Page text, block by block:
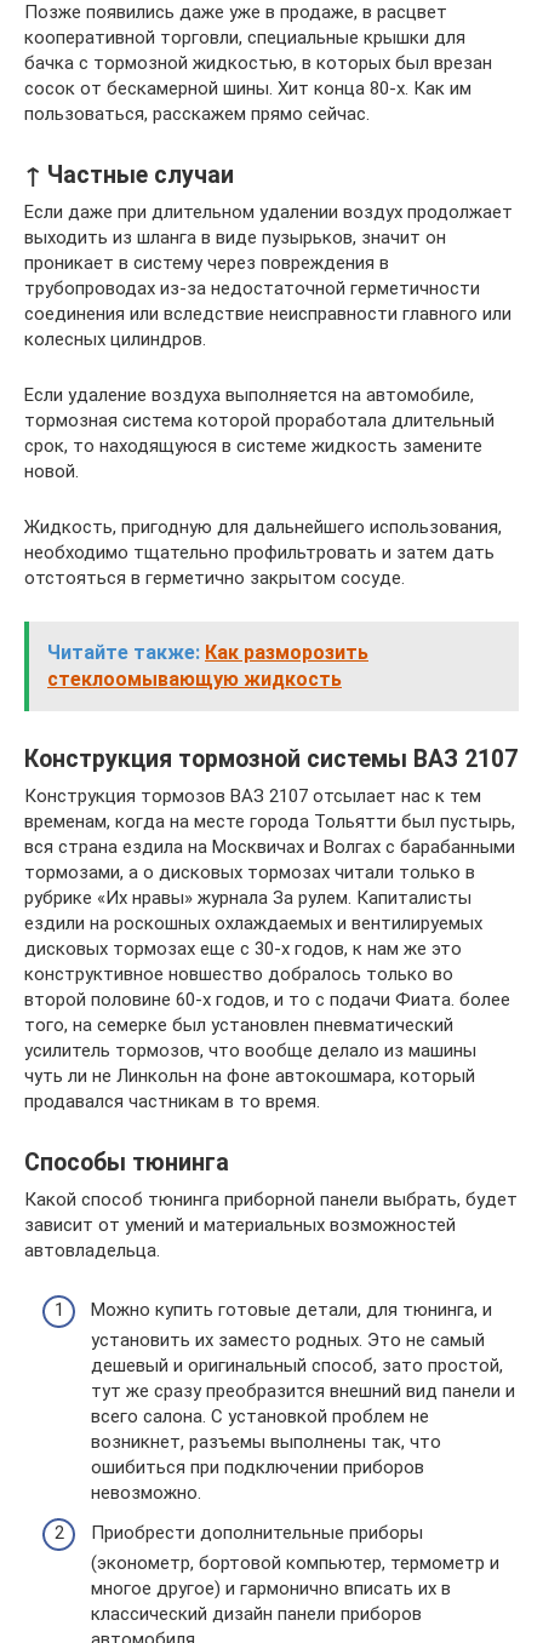
Позже появились даже уже в продаже, в расцвет
кооперативной торговли, специальные крышки для
бачка с тормозной жидкостью, в которых был врезан
сосок от бескамерной шины. Хит конца 80-х. Как им
пользоваться, расскажем прямо сейчас.
↑ Частные случаи
Если даже при длительном удалении воздух продолжает
выходить из шланга в виде пузырьков, значит он
проникает в систему через повреждения в
трубопроводах из-за недостаточной герметичности
соединения или вследствие неисправности главного или
колесных цилиндров.
Если удаление воздуха выполняется на автомобиле,
тормозная система которой проработала длительный
срок, то находящуюся в системе жидкость замените
новой.
Жидкость, пригодную для дальнейшего использования,
необходимо тщательно профильтровать и затем дать
отстояться в герметично закрытом сосуде.
Читайте также: Как разморозить
стеклоомывающую жидкость
Конструкция тормозной системы ВАЗ 2107
Конструкция тормозов ВАЗ 2107 отсылает нас к тем
временам, когда на месте города Тольятти был пустырь,
вся страна ездила на Москвичах и Волгах с барабанными
тормозами, а о дисковых тормозах читали только в
рубрике «Их нравы» журнала За рулем. Капиталисты
ездили на роскошных охлаждаемых и вентилируемых
дисковых тормозах еще с 30-х годов, к нам же это
конструктивное новшество добралось только во
второй половине 60-х годов, и то с подачи Фиата. более
того, на семерке был установлен пневматический
усилитель тормозов, что вообще делало из машины
чуть ли не Линкольн на фоне автокошмара, который
продавался частникам в то время.
Способы тюнинга
Какой способ тюнинга приборной панели выбрать, будет
зависит от умений и материальных возможностей
автовладельца.
Можно купить готовые детали, для тюнинга, и
установить их заместо родных. Это не самый
дешевый и оригинальный способ, зато простой,
тут же сразу преобразится внешний вид панели и
всего салона. С установкой проблем не
возникнет, разъемы выполнены так, что
ошибиться при подключении приборов
невозможно.
Приобрести дополнительные приборы
(эконометр, бортовой компьютер, термометр и
многое другое) и гармонично вписать их в
классический дизайн панели приборов